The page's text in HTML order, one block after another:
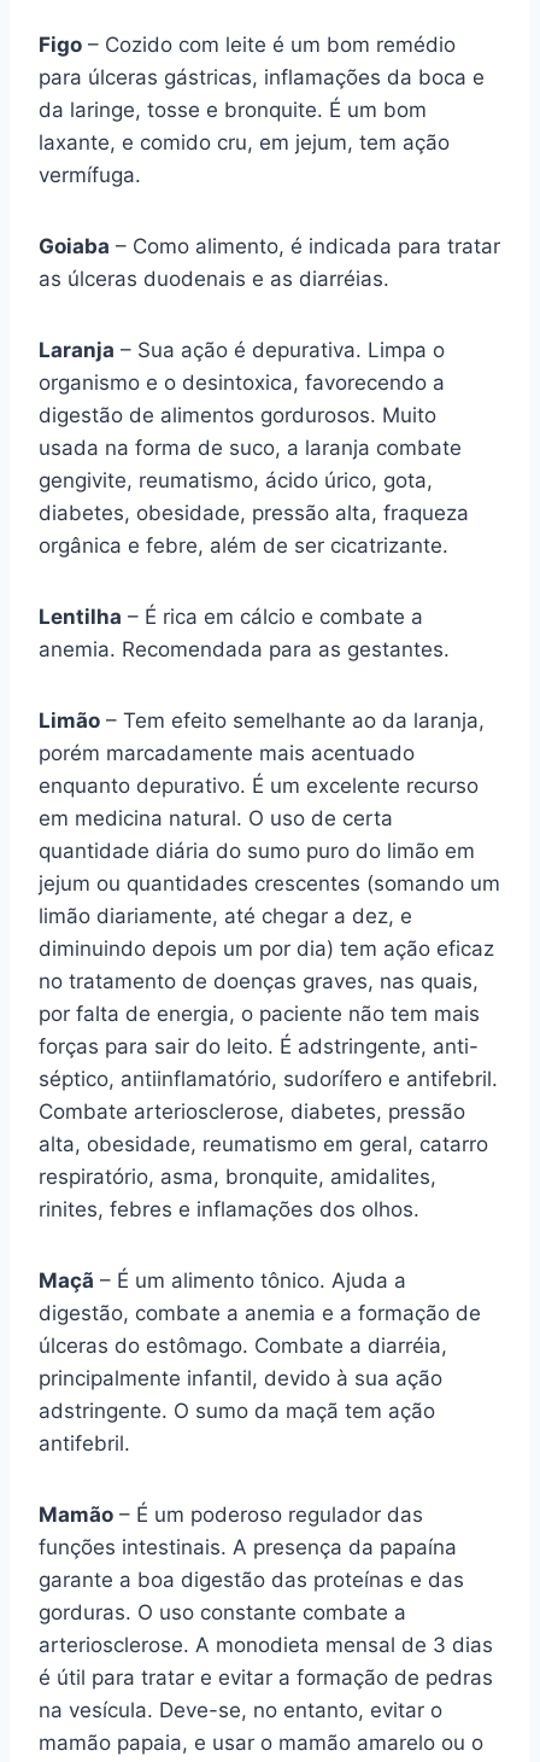
Figo – Cozido com leite é um bom remédio
para úlceras gástricas, inflamações da boca e
da laringe, tosse e bronquite. É um bom
laxante, e comido cru, em jejum, tem ação
vermífuga.
Goiaba – Como alimento, é indicada para tratar
as úlceras duodenais e as diarréias.
Laranja – Sua ação é depurativa. Limpa o
organismo e o desintoxica, favorecendo a
digestão de alimentos gordurosos. Muito
usada na forma de suco, a laranja combate
gengivite, reumatismo, ácido úrico, gota,
diabetes, obesidade, pressão alta, fraqueza
orgânica e febre, além de ser cicatrizante.
Lentilha – É rica em cálcio e combate a
anemia. Recomendada para as gestantes.
Limão – Tem efeito semelhante ao da laranja,
porém marcadamente mais acentuado
enquanto depurativo. É um excelente recurso
em medicina natural. O uso de certa
quantidade diária do sumo puro do limão em
jejum ou quantidades crescentes (somando um
limão diariamente, até chegar a dez, e
diminuindo depois um por dia) tem ação eficaz
no tratamento de doenças graves, nas quais,
por falta de energia, o paciente não tem mais
forças para sair do leito. É adstringente, anti-
séptico, antiinflamatório, sudorífero e antifebril.
Combate arteriosclerose, diabetes, pressão
alta, obesidade, reumatismo em geral, catarro
respiratório, asma, bronquite, amidalites,
rinites, febres e inflamações dos olhos.
Maçã – É um alimento tônico. Ajuda a
digestão, combate a anemia e a formação de
úlceras do estômago. Combate a diarréia,
principalmente infantil, devido à sua ação
adstringente. O sumo da maçã tem ação
antifebril.
Mamão – É um poderoso regulador das
funções intestinais. A presença da papaína
garante a boa digestão das proteínas e das
gorduras. O uso constante combate a
arteriosclerose. A monodieta mensal de 3 dias
é útil para tratar e evitar a formação de pedras
na vesícula. Deve-se, no entanto, evitar o
mamão papaia, e usar o mamão amarelo ou o